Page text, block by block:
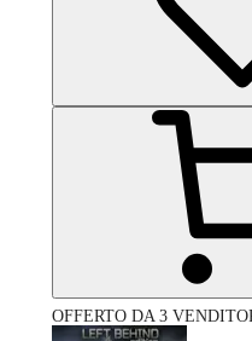
OFFERTO DA 3